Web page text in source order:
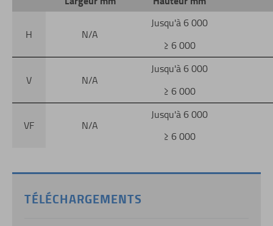
H N/A
Jusqu'à 6 000
≥ 6 000
V N/A
Jusqu'à 6 000
≥ 6 000
VF N/A
Jusqu'à 6 000
≥ 6 000
TÉLÉCHARGEMENTS